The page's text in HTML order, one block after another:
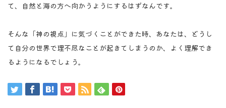
て、自然と海の方へ向かうようにするはずなんです。
そんな「神の視点」に気づくことができた時、あなたは、どうし
て自分の世界で理不尽なことが起きてしまうのか、よく理解でき
るようになるでしょう。